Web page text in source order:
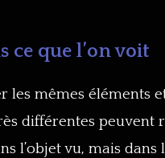
ce que l’on voit
les mêmes éléments
différentes peuvent
l’objet vu, mais